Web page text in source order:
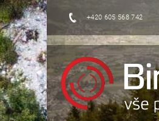
+420 605 568 742